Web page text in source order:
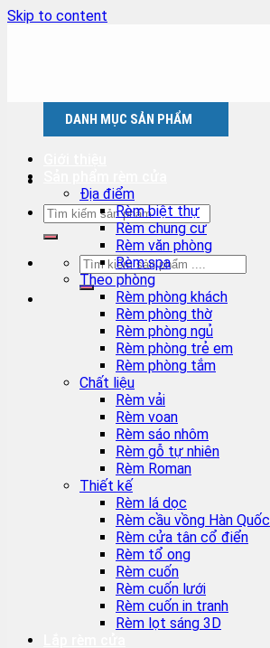
Skip to content
DANH MỤC SẢN PHẨM
Địa điểm
Rèm biệt thự
Rèm chung cư
Rèm văn phòng
Rèm spa
Theo phòng
Rèm phòng khách
Rèm phòng thờ
Rèm phòng ngủ
Rèm phòng trẻ em
Rèm phòng tắm
Chất liệu
Rèm vải
Rèm voan
Rèm sáo nhôm
Rèm gỗ tự nhiên
Rèm Roman
Thiết kế
Rèm lá dọc
Rèm cầu vồng Hàn Quốc
Rèm cửa tân cổ điển
Rèm tổ ong
Rèm cuốn
Rèm cuốn lưới
Rèm cuốn in tranh
Rèm lọt sáng 3D